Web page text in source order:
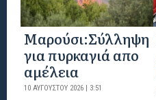
Μαρούσι:Σύλληψη
για πυρκαγιά απο
αμέλεια
10 ΑΥΓΟΎΣΤΟΥ 2026 | 3:51